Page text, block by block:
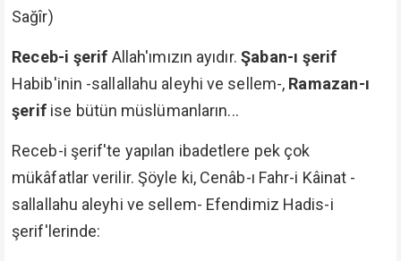
Sağîr)
Receb-i şerif Allah'ımızın ayıdır. Şaban-ı şerif
Habib'inin -sallallahu aleyhi ve sellem-, Ramazan-ı
şerif ise bütün müslümanların...
Receb-i şerif'te yapılan ibadetlere pek çok
mükâfatlar verilir. Şöyle ki, Cenâb-ı Fahr-i Kâinat -
sallallahu aleyhi ve sellem- Efendimiz Hadis-i
şerif'lerinde: